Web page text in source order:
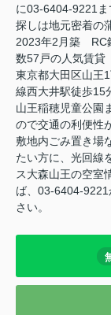
に03-6404-9221
探しは地元密着の
2023年2月築 RC
数57戸の人気賃貸
東京都大田区山王
線西大井駅徒歩15
山王稲穂児童公園
ので交通の利便性
敷地内ごみ置き場
たい方に、光回線
ス大森山王の空室
ば、03-6404-
さい。